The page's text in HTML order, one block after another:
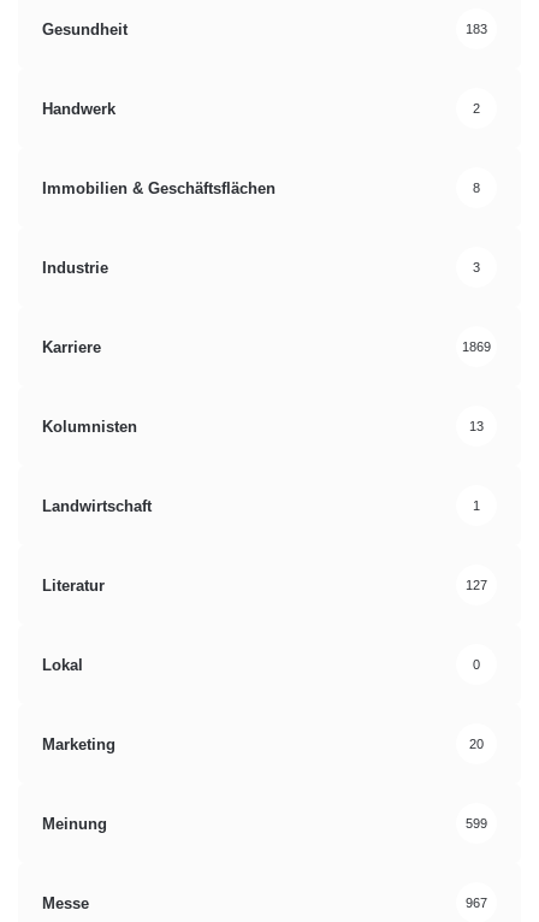
Gesundheit 183
Handwerk 2
Immobilien & Geschäftsflächen 8
Industrie 3
Karriere 1869
Kolumnisten 13
Landwirtschaft 1
Literatur 127
Lokal 0
Marketing 20
Meinung 599
Messe 967